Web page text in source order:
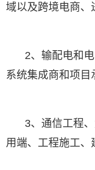
域以及跨境电商、
2、输配电和
系统集成商和项目
3、通信工程
用端、工程施工、